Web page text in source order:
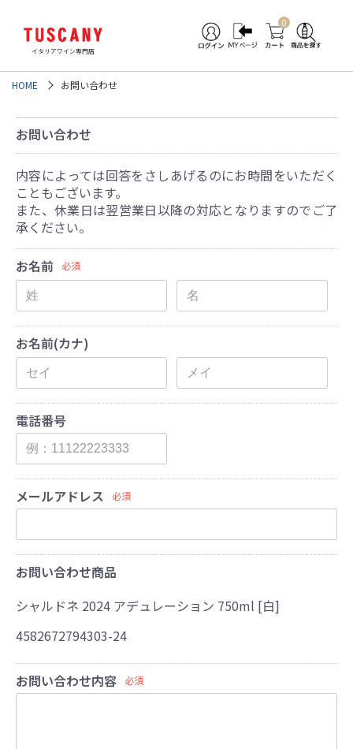
イタリアワイン専門店
0
HOME お問い合わせ
お問い合わせ
内容によっては回答をさしあげるのにお時間をいただく
こともございます。
また、休業日は翌営業日以降の対応となりますのでご了
承ください。
お名前 必須
お名前(カナ)
電話番号
メールアドレス 必須
お問い合わせ商品
シャルドネ 2024 アデュレーション 750ml [白]
4582672794303-24
お問い合わせ内容 必須